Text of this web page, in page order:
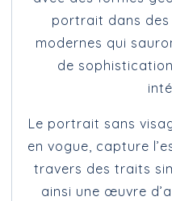
portrait dans
modernes qui
de
Le portrait sans
en vogue, capture
travers des traits
ainsi une œuvre